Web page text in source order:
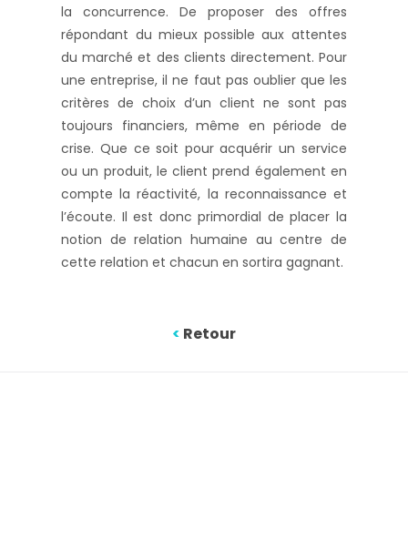
la concurrence. De proposer des offres
répondant du mieux possible aux attentes
du marché et des clients directement. Pour
une entreprise, il ne faut pas oublier que les
critères de choix d’un client ne sont pas
toujours financiers, même en période de
crise. Que ce soit pour acquérir un service
ou un produit, le client prend également en
compte la réactivité, la reconnaissance et
l’écoute. Il est donc primordial de placer la
notion de relation humaine au centre de
cette relation et chacun en sortira gagnant.
< Retour